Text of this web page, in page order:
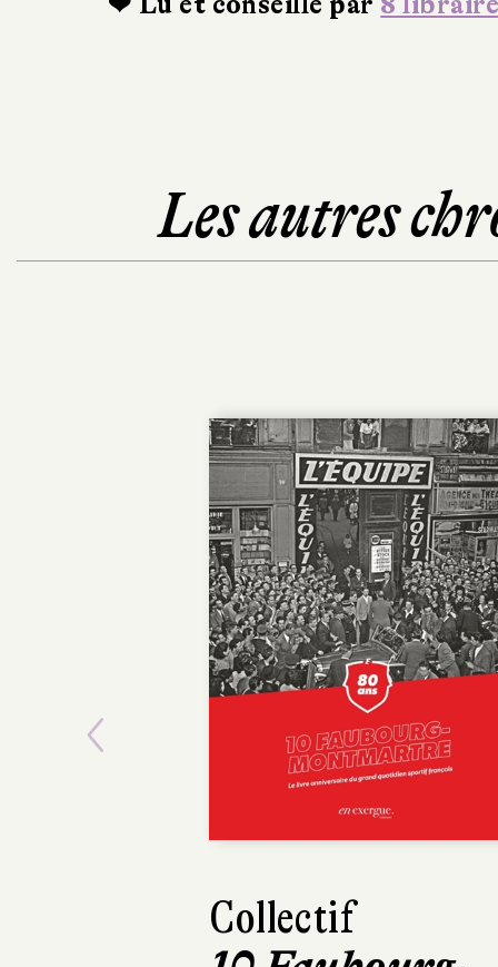
Les autres
Collectif
Maxime
Previous